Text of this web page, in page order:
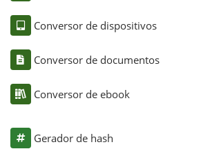
Conversor de dispositivos
Conversor de documentos
Conversor de ebook
Gerador de hash